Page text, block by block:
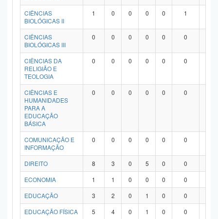
CIÊNCIAS
BIOLÓGICAS II
1 0 0 0 0 1
CIÊNCIAS
BIOLÓGICAS III
0 0 0 0 0 0
CIÊNCIAS DA
RELIGIÃO E
TEOLOGIA
0 0 0 0 0 0
CIÊNCIAS E
HUMANIDADES
PARA A
EDUCAÇÃO
BÁSICA
0 0 0 0 0 0
COMUNICAÇÃO E
INFORMAÇÃO
0 0 0 0 0 0
DIREITO 8 3 0 5 0 0
ECONOMIA
1 1 0 0 0 0
EDUCAÇÃO
3 2 0 1 0 0
EDUCAÇÃO FÍSICA
5 4 0 1 0 0